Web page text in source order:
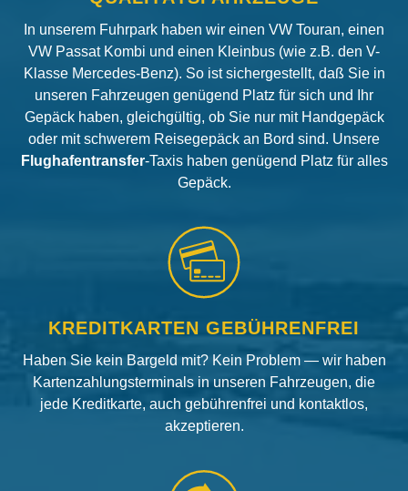
In unserem Fuhrpark haben wir einen VW Touran, einen
VW Passat Kombi und einen Kleinbus (wie z.B. den V-
Klasse Mercedes-Benz). So ist sichergestellt, daß Sie in
unseren Fahrzeugen genügend Platz für sich und Ihr
Gepäck haben, gleichgültig, ob Sie nur mit Handgepäck
oder mit schwerem Reisegepäck an Bord sind. Unsere
Flughafentransfer-Taxis haben genügend Platz für alles
Gepäck.
KREDITKARTEN GEBÜHRENFREI
Haben Sie kein Bargeld mit? Kein Problem — wir haben
Kartenzahlungsterminals in unseren Fahrzeugen, die
jede Kreditkarte, auch gebührenfrei und kontaktlos,
akzeptieren.